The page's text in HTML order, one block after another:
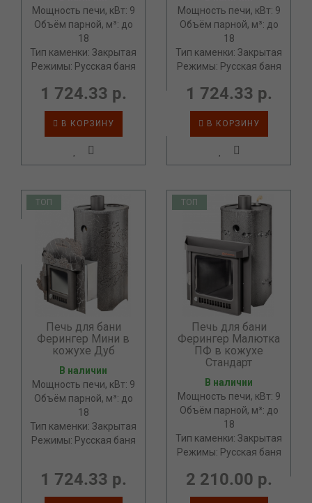
Мощность печи, кВт: 9
Объём парной, м³: до
18
Тип каменки: Закрытая
Режимы: Русская баня
1 724.33 р.
В КОРЗИНУ
Мощность печи, кВт: 9
Объём парной, м³: до
18
Тип каменки: Закрытая
Режимы: Русская баня
1 724.33 р.
В КОРЗИНУ
ТОП
Печь для бани
Ферингер Мини в
кожухе Дуб
В наличии
Мощность печи, кВт: 9
Объём парной, м³: до
18
Тип каменки: Закрытая
Режимы: Русская баня
1 724.33 р.
ТОП
Печь для бани
Ферингер Малютка
ПФ в кожухе
Стандарт
В наличии
Мощность печи, кВт: 9
Объём парной, м³: до
18
Тип каменки: Закрытая
Режимы: Русская баня
2 210.00 р.